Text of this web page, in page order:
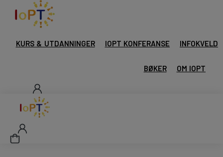
KURS & UTDANNINGER IOPT KONFERANSE INFOKVELD
BØKER OM IOPT